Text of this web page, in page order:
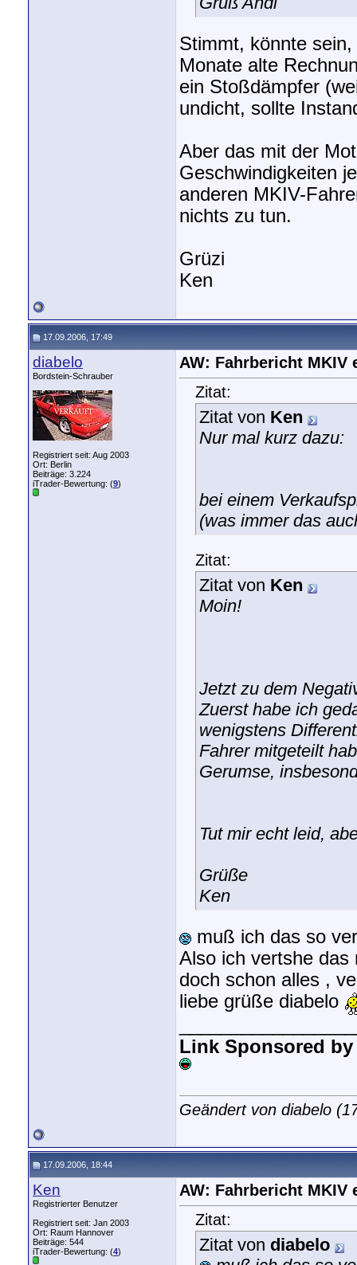
Stimmt, könnte
Monate alte
ein Stoßdämpfer
undicht, sollte
Aber das mit der
Geschwindigkeiten
anderen MKIV-
nichts zu tun.
Grüzi
Ken
17.09.2006, 17:49
diabelo
Bordstein-Schrauber
Registriert seit: Aug 2003
Ort: Berlin
Beiträge: 3.224
iTrader-Bewertung: (9)
AW: Fahrbericht MKIV
Zitat:
Zitat von Ken
Nur mal kurz dazu:
bei einem
(was immer das
Zitat:
Zitat von Ken
Moin!
Jetzt zu dem
Zuerst habe ich
wenigstens
Fahrer mitgeteilt
Gerumse,
Tut mir echt leid,
Grüße
Ken
muß ich das so
Also ich vertshe das
doch schon alles ,
liebe grüße diabelo
Link Sponsored
Geändert von diabelo
17.09.2006, 18:44
Ken
Registrierter Benutzer
Registriert seit: Jan 2003
Ort: Raum Hannover
Beiträge: 544
iTrader-Bewertung: (4)
AW: Fahrbericht MKIV
Zitat:
Zitat von diabelo